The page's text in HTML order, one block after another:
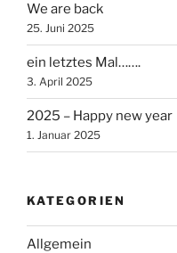
We are back
25. Juni 2025
ein letztes Mal…….
3. April 2025
2025 – Happy new year
1. Januar 2025
KATEGORIEN
Allgemein